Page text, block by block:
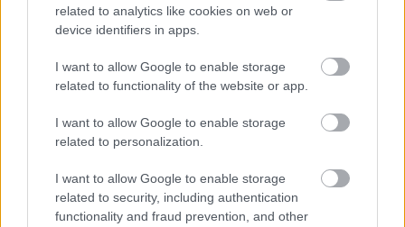
related to analytics like cookies on web or
device identifiers in apps.
I want to allow Google to enable storage
related to functionality of the website or app.
I want to allow Google to enable storage
related to personalization.
I want to allow Google to enable storage
related to security, including authentication
functionality and fraud prevention, and other